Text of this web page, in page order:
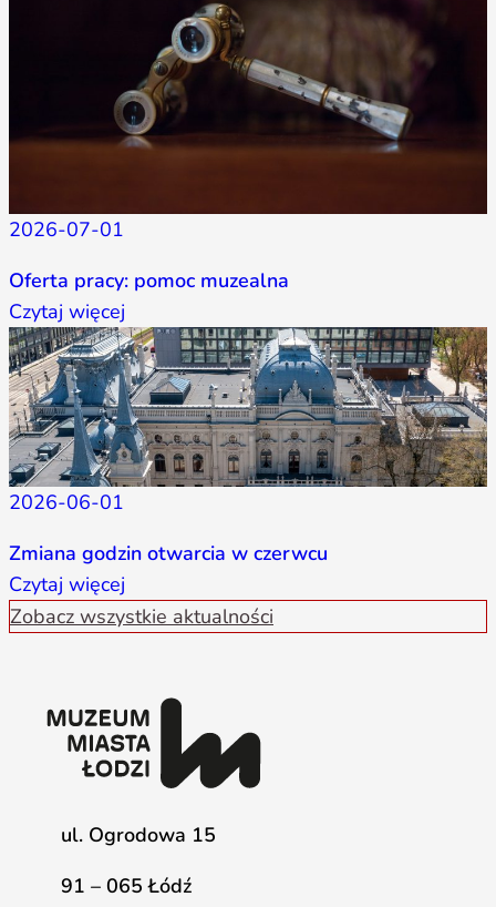
2026-07-01
Oferta pracy: pomoc muzealna
Czytaj więcej
2026-06-01
Zmiana godzin otwarcia w czerwcu
Czytaj więcej
Zobacz wszystkie aktualności
ul. Ogrodowa 15
91 – 065 Łódź